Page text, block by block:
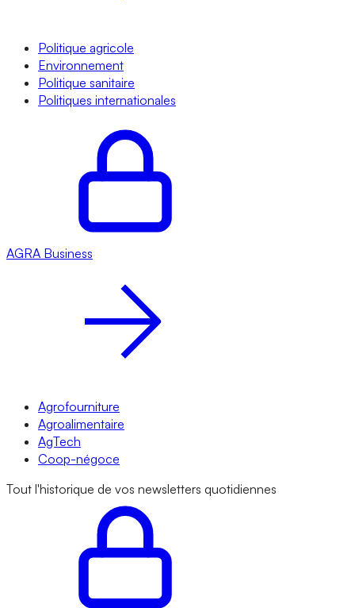
Politique agricole
Environnement
Politique sanitaire
Politiques internationales
AGRA Business
Agrofourniture
Agroalimentaire
AgTech
Coop-négoce
Tout l'historique de vos newsletters quotidiennes